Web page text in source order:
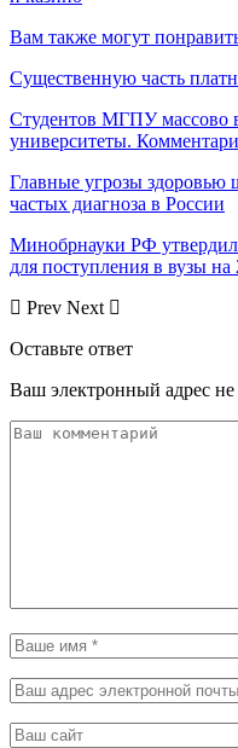
Вам также могут
Существенную часть
Студентов МГПУ массово
университеты.
Главные угрозы здоровью
частых диагноза в России
Минобрнауки РФ
для поступления в вузы
Prev Next
Оставьте ответ
Ваш электронный адрес не